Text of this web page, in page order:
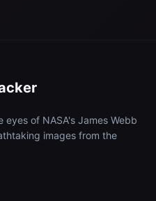
of NASA's James Webb
images from the